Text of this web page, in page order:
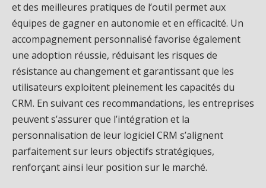
et des meilleures pratiques de l’outil permet aux
équipes de gagner en autonomie et en efficacité. Un
accompagnement personnalisé favorise également
une adoption réussie, réduisant les risques de
résistance au changement et garantissant que les
utilisateurs exploitent pleinement les capacités du
CRM. En suivant ces recommandations, les entreprises
peuvent s’assurer que l’intégration et la
personnalisation de leur logiciel CRM s’alignent
parfaitement sur leurs objectifs stratégiques,
renforçant ainsi leur position sur le marché.